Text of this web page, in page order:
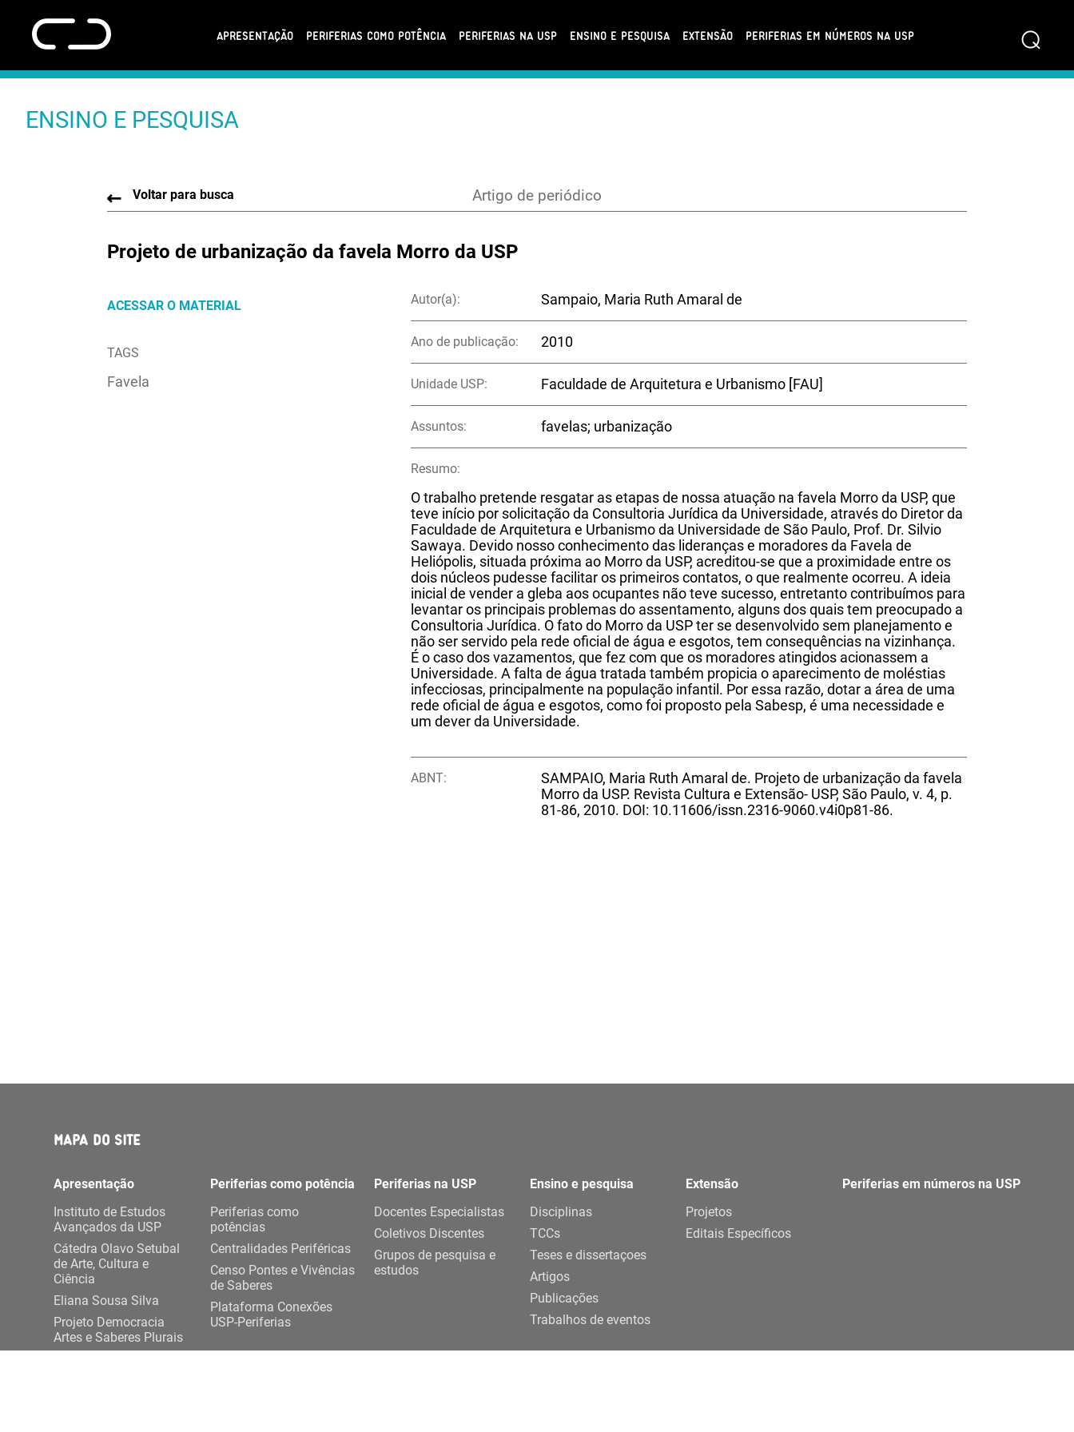
APRESENTAÇÃO PERIFERIAS COMO POTÊNCIA PERIFERIAS NA USP ENSINO E PESQUISA EXTENSÃO PERIFERIAS EM NÚMEROS NA USP ⌕
ENSINO E PESQUISA
Voltar para busca Artigo de periódico
Projeto de urbanização da favela Morro da USP
ACESSAR O MATERIAL
TAGS
Favela
Autor(a): Sampaio, Maria Ruth Amaral de
Ano de publicação: 2010
Unidade USP: Faculdade de Arquitetura e Urbanismo [FAU]
Assuntos: favelas; urbanização
Resumo:
O trabalho pretende resgatar as etapas de nossa atuação na favela Morro da USP, que
teve início por solicitação da Consultoria Jurídica da Universidade, através do Diretor da
Faculdade de Arquitetura e Urbanismo da Universidade de São Paulo, Prof. Dr. Silvio
Sawaya. Devido nosso conhecimento das lideranças e moradores da Favela de
Heliópolis, situada próxima ao Morro da USP, acreditou-se que a proximidade entre os
dois núcleos pudesse facilitar os primeiros contatos, o que realmente ocorreu. A ideia
inicial de vender a gleba aos ocupantes não teve sucesso, entretanto contribuímos para
levantar os principais problemas do assentamento, alguns dos quais tem preocupado a
Consultoria Jurídica. O fato do Morro da USP ter se desenvolvido sem planejamento e
não ser servido pela rede oficial de água e esgotos, tem consequências na vizinhança.
É o caso dos vazamentos, que fez com que os moradores atingidos acionassem a
Universidade. A falta de água tratada também propicia o aparecimento de moléstias
infecciosas, principalmente na população infantil. Por essa razão, dotar a área de uma
rede oficial de água e esgotos, como foi proposto pela Sabesp, é uma necessidade e
um dever da Universidade.
ABNT:
SAMPAIO, Maria Ruth Amaral de. Projeto de urbanização da favela
Morro da USP. Revista Cultura e Extensão- USP, São Paulo, v. 4, p.
81-86, 2010. DOI: 10.11606/issn.2316-9060.v4i0p81-86.
MAPA DO SITE
Apresentação
Instituto de Estudos
Avançados da USP
Cátedra Olavo Setubal
de Arte, Cultura e
Ciência
Eliana Sousa Silva
Projeto Democracia
Artes e Saberes Plurais
Periferias como potência
Periferias como
potências
Centralidades Periféricas
Censo Pontes e Vivências
de Saberes
Plataforma Conexões
USP-Periferias
Periferias na USP
Docentes Especialistas
Coletivos Discentes
Grupos de pesquisa e
estudos
Ensino e pesquisa
Disciplinas
TCCs
Teses e dissertaçoes
Artigos
Publicações
Trabalhos de eventos
Extensão
Projetos
Editais Específicos
Periferias em números na USP